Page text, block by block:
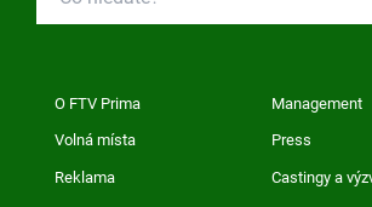
O FTV Prima Management
Volná místa Press
Reklama Castingy a